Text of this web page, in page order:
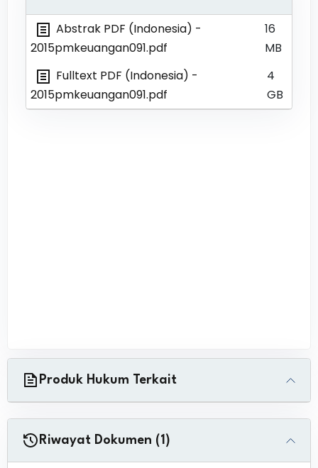
Abstrak PDF (Indonesia) -
2015pmkeuangan091.pdf
16
MB
Fulltext PDF (Indonesia) -
2015pmkeuangan091.pdf
4
GB
Produk Hukum Terkait
Riwayat Dokumen (1)